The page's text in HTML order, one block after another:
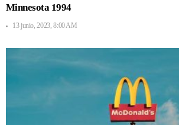
Minnesota 1994
13 junio, 2023, 8:00 AM